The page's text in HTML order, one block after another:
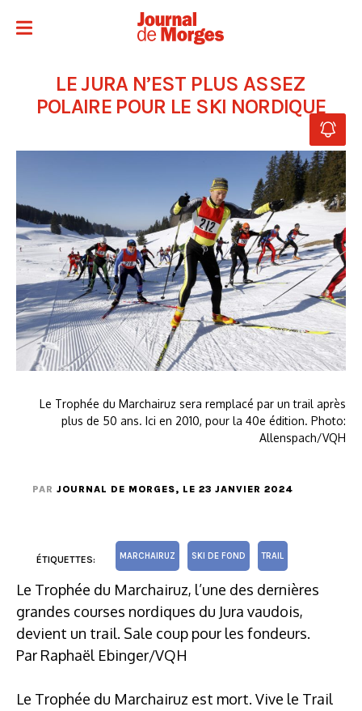
LE JURA N’EST PLUS ASSEZ
POLAIRE POUR LE SKI NORDIQUE
Le Trophée du Marchairuz sera remplacé par un trail après
plus de 50 ans. Ici en 2010, pour la 40e édition. Photo:
Allenspach/VQH
PAR JOURNAL DE MORGES, LE 23 JANVIER 2024
ÉTIQUETTES: MARCHAIRUZ SKI DE FOND TRAIL
Le Trophée du Marchairuz, l’une des dernières
grandes courses nordiques du Jura vaudois,
devient un trail. Sale coup pour les fondeurs.
Par Raphaël Ebinger/VQH
Le Trophée du Marchairuz est mort. Vive le Trail